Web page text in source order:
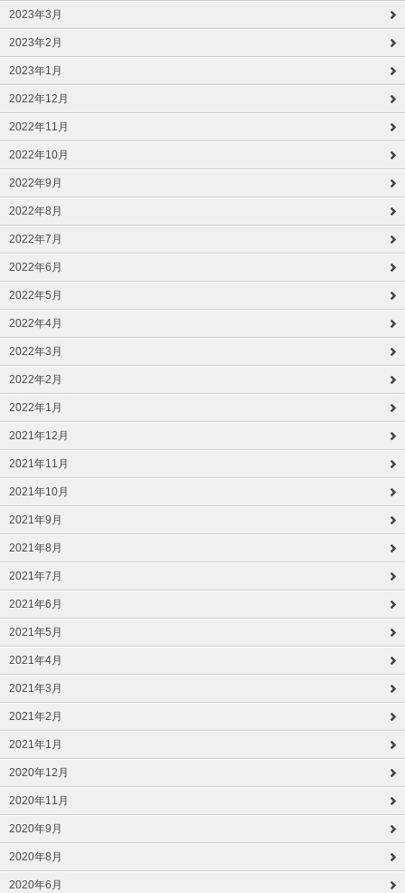
2023年3月
2023年2月
2023年1月
2022年12月
2022年11月
2022年10月
2022年9月
2022年8月
2022年7月
2022年6月
2022年5月
2022年4月
2022年3月
2022年2月
2022年1月
2021年12月
2021年11月
2021年10月
2021年9月
2021年8月
2021年7月
2021年6月
2021年5月
2021年4月
2021年3月
2021年2月
2021年1月
2020年12月
2020年11月
2020年9月
2020年8月
2020年6月